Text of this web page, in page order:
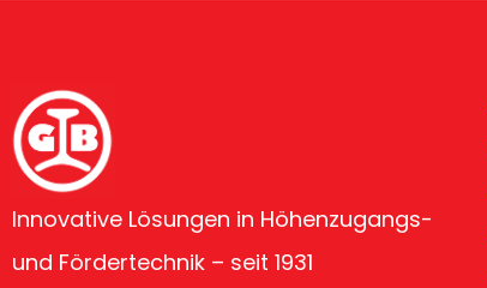
Innovative Lösungen in Höhenzugangs-
und Fördertechnik – seit 1931